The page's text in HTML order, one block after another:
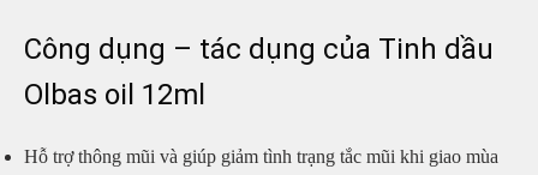
Công dụng – tác dụng của Tinh dầu
Olbas oil 12ml
Hỗ trợ thông mũi và giúp giảm tình trạng tắc mũi khi giao mùa